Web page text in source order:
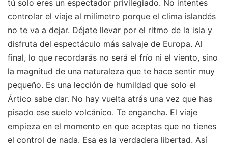
tú solo eres un espectador privilegiado. No intentes
controlar el viaje al milímetro porque el clima islandés
no te va a dejar. Déjate llevar por el ritmo de la isla y
disfruta del espectáculo más salvaje de Europa. Al
final, lo que recordarás no será el frío ni el viento, sino
la magnitud de una naturaleza que te hace sentir muy
pequeño. Es una lección de humildad que solo el
Ártico sabe dar. No hay vuelta atrás una vez que has
pisado ese suelo volcánico. Te engancha. El viaje
empieza en el momento en que aceptas que no tienes
el control de nada. Esa es la verdadera libertad. Así